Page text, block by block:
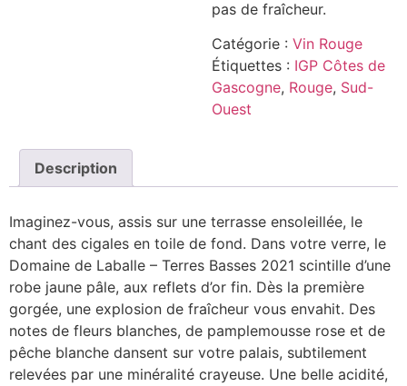
pas de fraîcheur.
Catégorie : Vin Rouge
Étiquettes : IGP Côtes de
Gascogne, Rouge, Sud-
Ouest
Description
Imaginez-vous, assis sur une terrasse ensoleillée, le
chant des cigales en toile de fond. Dans votre verre, le
Domaine de Laballe – Terres Basses 2021 scintille d’une
robe jaune pâle, aux reflets d’or fin. Dès la première
gorgée, une explosion de fraîcheur vous envahit. Des
notes de fleurs blanches, de pamplemousse rose et de
pêche blanche dansent sur votre palais, subtilement
relevées par une minéralité crayeuse. Une belle acidité,